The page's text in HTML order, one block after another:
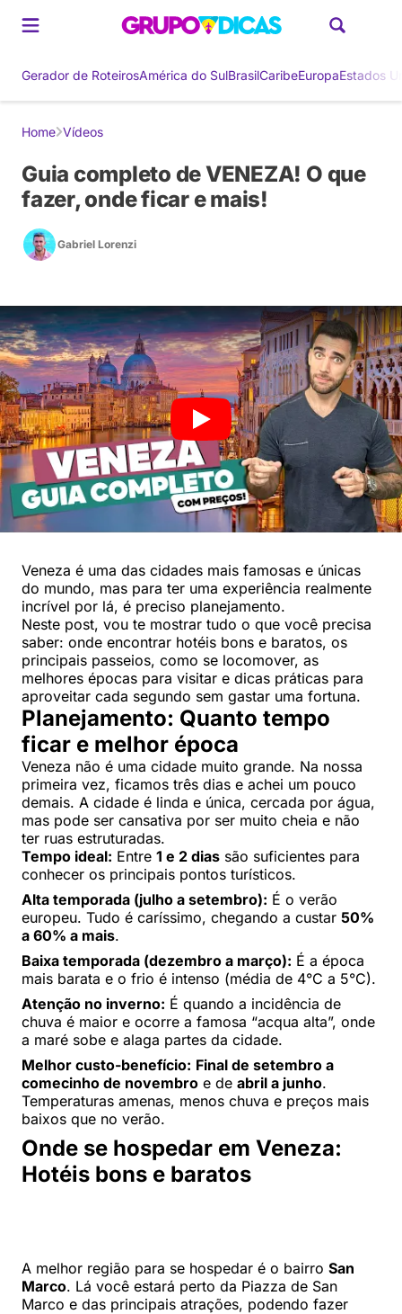
Gerador de RoteirosAmérica do SulBrasilCaribeEuropaEstados
Home Vídeos
Guia completo de VENEZA! O que
fazer, onde ficar e mais!
Gabriel Lorenzi
Veneza é uma das cidades mais famosas e únicas
do mundo, mas para ter uma experiência realmente
incrível por lá, é preciso planejamento.
Neste post, vou te mostrar tudo o que você precisa
saber: onde encontrar hotéis bons e baratos, os
principais passeios, como se locomover, as
melhores épocas para visitar e dicas práticas para
aproveitar cada segundo sem gastar uma fortuna.
Planejamento: Quanto tempo
ficar e melhor época
Veneza não é uma cidade muito grande. Na nossa
primeira vez, ficamos três dias e achei um pouco
demais. A cidade é linda e única, cercada por água,
mas pode ser cansativa por ser muito cheia e não
ter ruas estruturadas.
Tempo ideal: Entre 1 e 2 dias são suficientes para
conhecer os principais pontos turísticos.
Alta temporada (julho a setembro): É o verão
europeu. Tudo é caríssimo, chegando a custar 50%
a 60% a mais.
Baixa temporada (dezembro a março): É a época
mais barata e o frio é intenso (média de 4°C a 5°C).
Atenção no inverno: É quando a incidência de
chuva é maior e ocorre a famosa “acqua alta”, onde
a maré sobe e alaga partes da cidade.
Melhor custo-benefício: Final de setembro a
comecinho de novembro e de abril a junho.
Temperaturas amenas, menos chuva e preços mais
baixos que no verão.
Onde se hospedar em Veneza:
Hotéis bons e baratos
A melhor região para se hospedar é o bairro San
Marco. Lá você estará perto da Piazza de San
Marco e das principais atrações, podendo fazer